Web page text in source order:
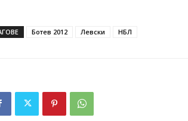
Ботев 2012 Левски НБЛ